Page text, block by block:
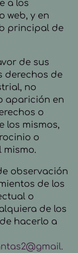
a los
web, y en
principal de
de sus
derechos de
no
aparición en
o
los mismos,
o
observación
de los
o
de los
hacerlo a